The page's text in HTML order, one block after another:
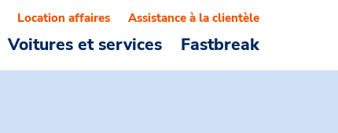
Voitures et services Fastbreak
Location affaires Assistance à la clientèle